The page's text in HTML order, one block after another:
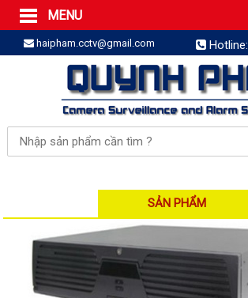
MENU
Trang Chủ
Sản phẩm
SẢN PHẨM TRỌN GÓI
LẮP BÁO TRỘM TRỌN GÓI
LẮP CAMERA TRỌN GÓI
Camera IP
Camera IP KBVISION
Camera IP HIKVISION
Camera IP Dahua
Camera IP Visionhitech
haipham.cctv@gmail.com Hotline:
SẢN PHẨM